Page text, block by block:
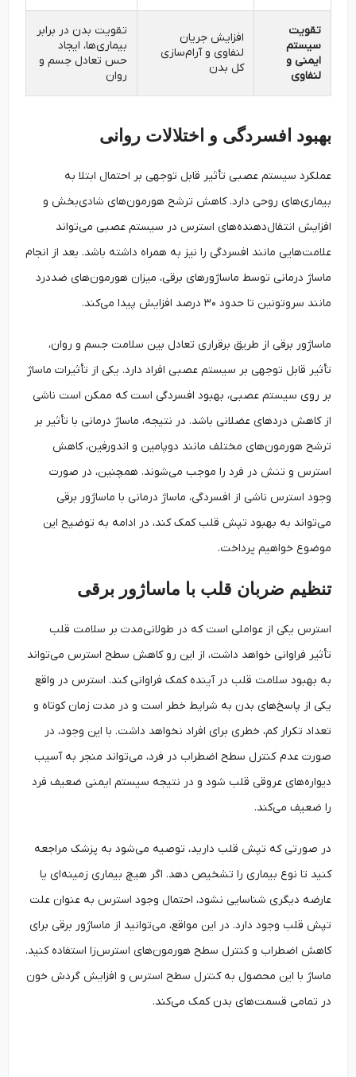
تقویت
سیستم
ایمنی و
لنفاوی
افزایش جریان
لنفاوی و آرام‌سازی
کل بدن
تقویت بدن در برابر
بیماری‌ها، ایجاد
حس تعادل جسم و
بهبود افسردگی و اختلالات روانی
عملکرد سیستم عصبی تأثیر قابل توجهی بر احتمال ابتلا به
بیماری‌های روحی دارد. کاهش ترشح هورمون‌های شادی‌بخش و
افزایش انتقال‌دهنده‌های استرس در سیستم عصبی می‌تواند
علامت‌هایی مانند افسردگی را نیز به همراه داشته باشد. بعد از انجام
ماساژ درمانی توسط ماساژورهای برقی، میزان هورمون‌های ضددرد
مانند سروتونین تا حدود ۳۰ درصد افزایش پیدا می‌کند.
ماساژور برقی از طریق برقراری تعادل بین سلامت جسم و روان،
تأثیر قابل توجهی بر سیستم عصبی افراد دارد. یکی از تأثیرات ماساژ
بر روی سیستم عصبی، بهبود افسردگی است که ممکن است ناشی
از کاهش دردهای عضلانی باشد. در نتیجه، ماساژ درمانی با تأثیر بر
ترشح هورمون‌های مختلف مانند دوپامین و اندورفین، کاهش
استرس و تنش در فرد را موجب می‌شوند. همچنین، در صورت
وجود استرس ناشی از افسردگی، ماساژ درمانی با ماساژور برقی
می‌تواند به بهبود تپش قلب کمک کند، در ادامه به توضیح این
موضوع خواهیم پرداخت.
تنظیم ضربان قلب با ماساژور برقی
استرس یکی از عواملی است که در طولانی‌مدت بر سلامت قلب
تأثیر فراوانی خواهد داشت، از این رو کاهش سطح استرس می‌تواند
به بهبود سلامت قلب در آینده کمک فراوانی کند. استرس در واقع
یکی از پاسخ‌های بدن به شرایط خطر است و در مدت زمان کوتاه و
تعداد تکرار کم، خطری برای افراد نخواهد داشت. با این وجود، در
صورت عدم کنترل سطح اضطراب در فرد، می‌تواند منجر به آسیب
دیواره‌های عروقی قلب شود و در نتیجه سیستم ایمنی ضعیف فرد
را ضعیف می‌کند.
در صورتی که تپش قلب دارید، توصیه می‌شود به پزشک مراجعه
کنید تا نوع بیماری را تشخیص دهد. اگر هیچ بیماری زمینه‌ای یا
عارضه دیگری شناسایی نشود، احتمال وجود استرس به عنوان علت
تپش قلب وجود دارد. در این مواقع، می‌توانید از ماساژور برقی برای
کاهش اضطراب و کنترل سطح هورمون‌های استرس‌زا استفاده کنید.
ماساژ با این محصول به کنترل سطح استرس و افزایش گردش خون
در تمامی قسمت‌های بدن کمک می‌کند.